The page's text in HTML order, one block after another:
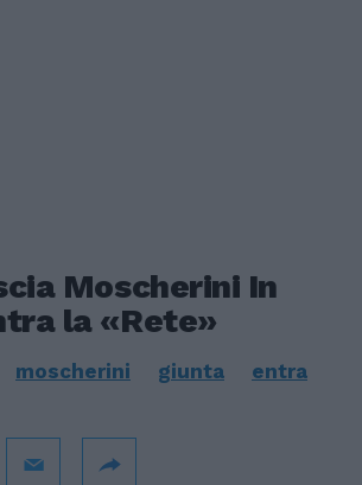
Moscherini In
la «Rete»
moscherini giunta
entra